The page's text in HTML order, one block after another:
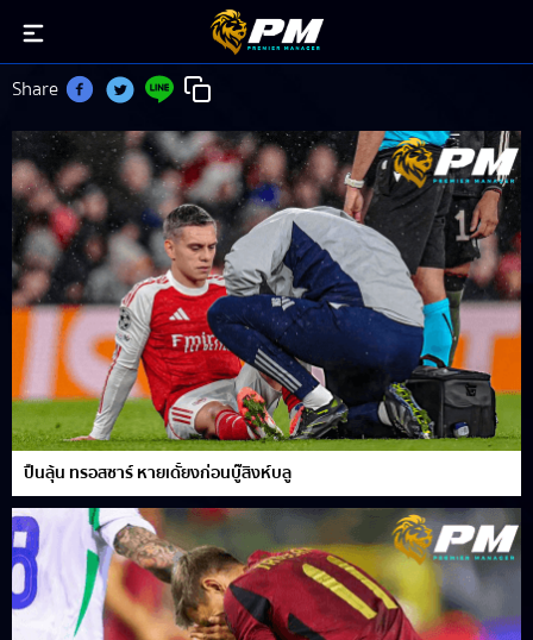
Leandro Trossard
Share
ปืนลุ้น ทรอสซาร์ หายเดั้ยงก่อนบู๊สิงห์บลู